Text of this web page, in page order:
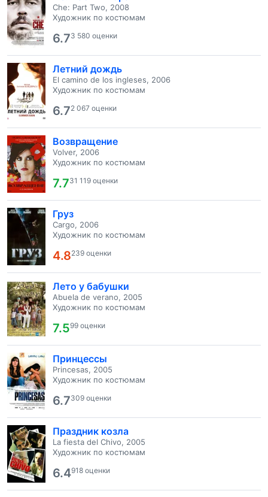
Che: Part Two, 2008
Художник по костюмам
6.73 580 оценки
Летний дождь
El camino de los ingleses, 2006
Художник по костюмам
6.72 067 оценки
Возвращение
Volver, 2006
Художник по костюмам
7.731 119 оценки
Груз
Cargo, 2006
Художник по костюмам
4.8239 оценки
Лето у бабушки
Abuela de verano, 2005
Художник по костюмам
7.599 оценки
Принцессы
Princesas, 2005
Художник по костюмам
6.7309 оценки
Праздник козла
La fiesta del Chivo, 2005
Художник по костюмам
6.4918 оценки